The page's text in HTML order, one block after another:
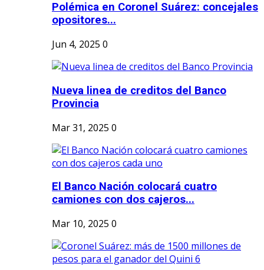
Polémica en Coronel Suárez: concejales
opositores...
Jun 4, 2025 0
Nueva linea de creditos del Banco
Provincia
Mar 31, 2025 0
El Banco Nación colocará cuatro
camiones con dos cajeros...
Mar 10, 2025 0